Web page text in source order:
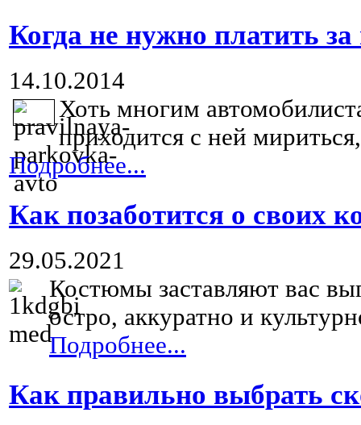
Когда не нужно платить
14.10.2014
Хоть многим
приходится с ней
Подробнее...
Как позаботится о своих
29.05.2021
Костюмы заставляют вас
остро, аккуратно и
Подробнее...
Как правильно выбрать